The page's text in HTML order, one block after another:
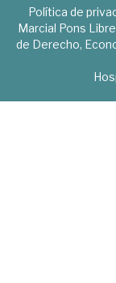
Política de
Marcial Pons
de Derecho,